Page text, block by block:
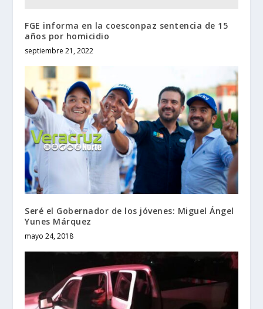
FGE informa en la coesconpaz sentencia de 15
años por homicidio
septiembre 21, 2022
Seré el Gobernador de los jóvenes: Miguel Ángel
Yunes Márquez
mayo 24, 2018